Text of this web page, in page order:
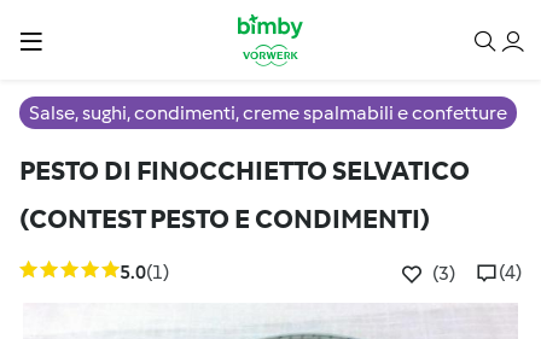
Salse, sughi, condimenti, creme spalmabili e confetture
PESTO DI FINOCCHIETTO SELVATICO
(CONTEST PESTO E CONDIMENTI)
5.0(1) (3) (4)